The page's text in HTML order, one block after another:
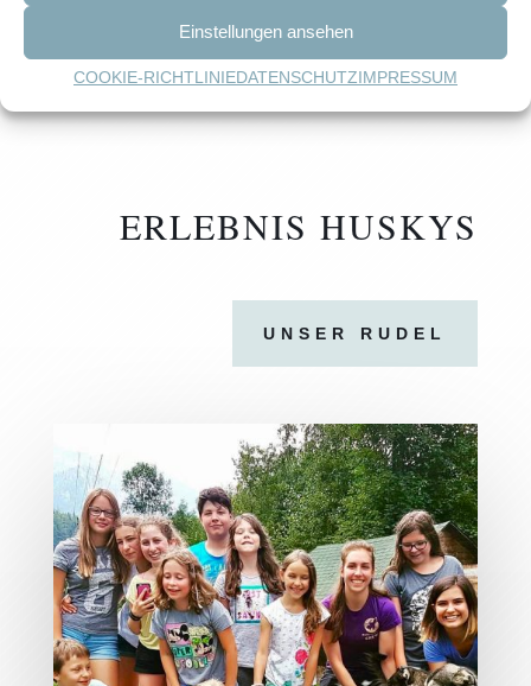
Einstellungen ansehen
COOKIE-RICHTLINIEDATENSCHUTZIMPRESSUM
ERLEBNIS HUSKYS
UNSER RUDEL